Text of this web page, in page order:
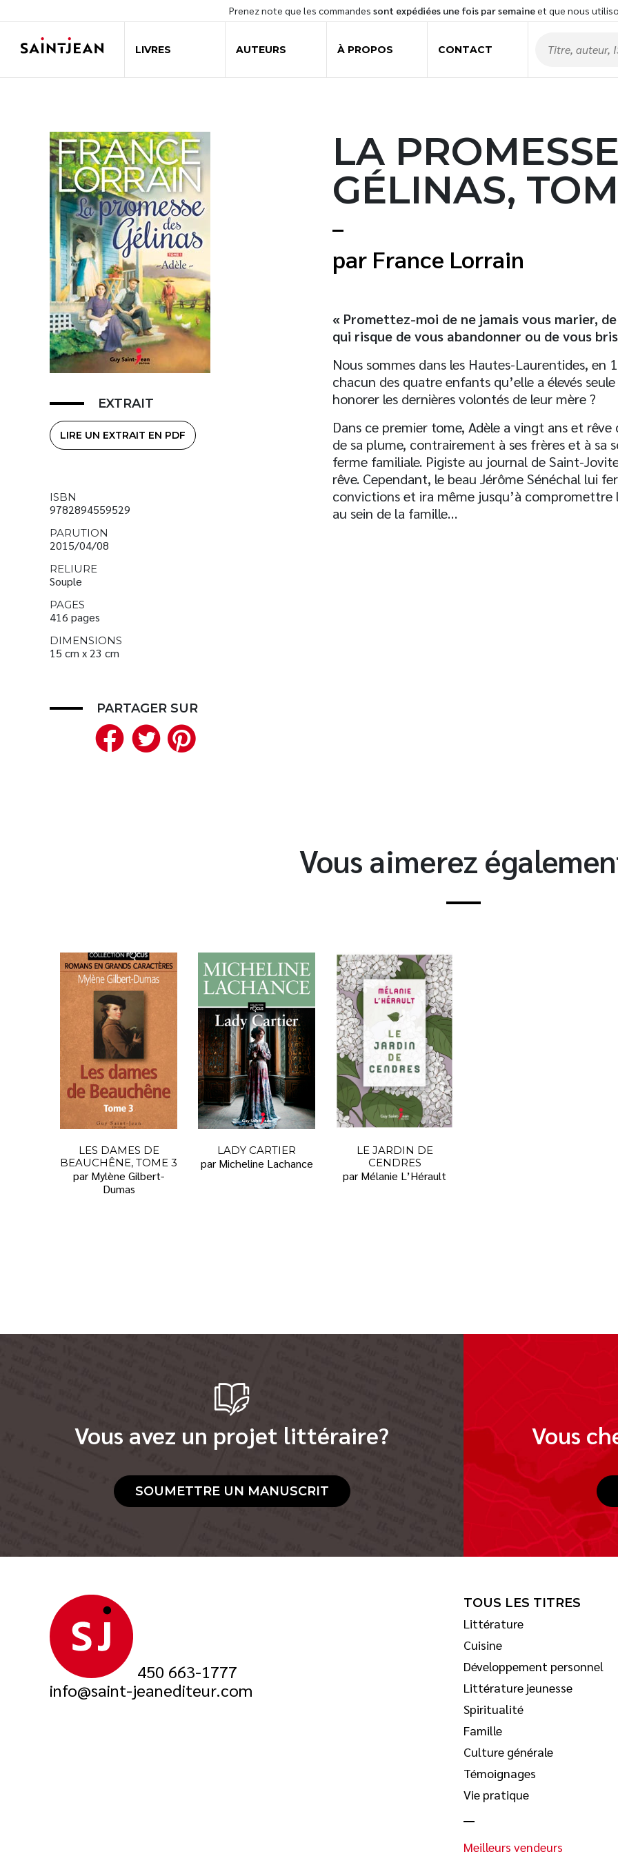
Prenez note que les commandes sont expédiées une fois par semaineet que nous
LIVRES AUTEURS À PROPOS CONTACT
LA
GÉLINAS,
France Lorrain
« Promettez-moi de ne jamais vous marier,
qui risque de vous abandonner ou de vous
Nous sommes dans les Hautes-Laurentides, en
chacun des quatre enfants qu’elle a élevés
honorer les dernières volontés de leur mère ?
Dans ce premier tome, Adèle a vingt ans et
de sa plume, contrairement à ses frères et à
ferme familiale. Pigiste au journal de Saint-
rêve. Cependant, le beau Jérôme Sénéchal lui
convictions et ira même jusqu’à compromettre
au sein de la famille…
EXTRAIT
LIRE UN EXTRAIT EN PDF
ISBN
9782894559529
PARUTION
2015/04/08
RELIURE
Souple
PAGES
416 pages
DIMENSIONS
15 cm x 23 cm
PARTAGER SUR
Facebook
Twitter
Vous aimerez
LES DAMES DE
BEAUCHÊNE, TOME 3
par Mylène Gilbert-
Dumas
LADY CARTIER
par Micheline Lachance
LE JARDIN DE
CENDRES
par Mélanie L’Hérault
Vous avez un projet littéraire?
SOUMETTRE UN MANUSCRIT
Vous
450 663-1777
info@saint-jeanediteur.com
TOUS LES TITRES
Littérature
Cuisine
Développement personnel
Littérature jeunesse
Spiritualité
Famille
Culture générale
Témoignages
Vie pratique
Meilleurs vendeurs